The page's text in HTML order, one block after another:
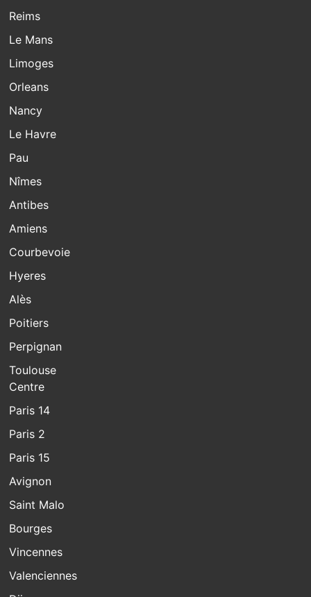
Reims
Le Mans
Limoges
Orleans
Nancy
Le Havre
Pau
Nîmes
Antibes
Amiens
Courbevoie
Hyeres
Alès
Poitiers
Perpignan
Toulouse
Centre
Paris 14
Paris 2
Paris 15
Avignon
Saint Malo
Bourges
Vincennes
Valenciennes